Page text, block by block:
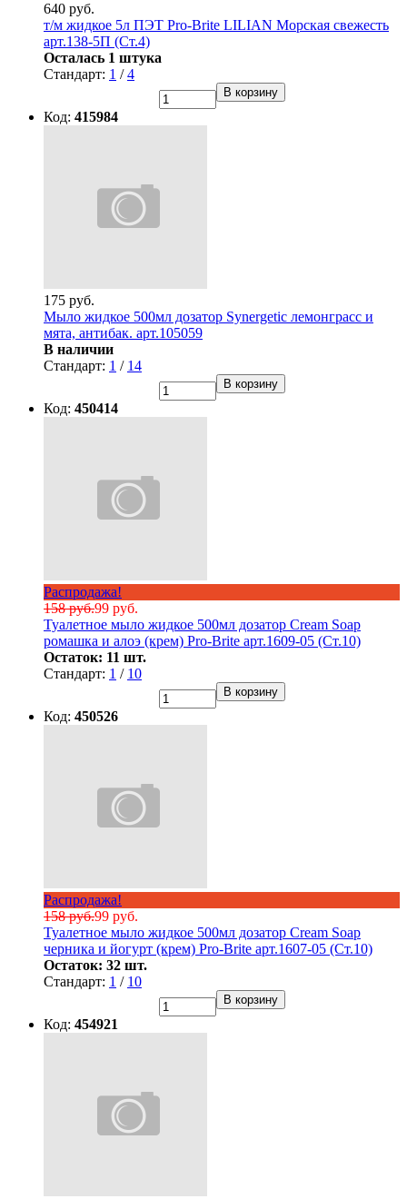
640 руб.
т/м жидкое 5л ПЭТ Pro-Brite LILIAN Морская свежесть
арт.138-5П (Ст.4)
Осталась 1 штука
Стандарт: 1 /4
В корзину
Код: 415984
175 руб.
Мыло жидкое 500мл дозатор Synergetic лемонграсс и
мята, антибак. арт.105059
В наличии
Стандарт: 1 / 14
В корзину
Код: 450414
Распродажа!
99 руб.
158 руб.
Туалетное мыло жидкое 500мл дозатор Cream Soap
ромашка и алоэ (крем) Pro-Brite арт.1609-05 (Ст.10)
Остаток: 11 шт.
Стандарт: 1 / 10
В корзину
Код: 450526
Распродажа!
99 руб.
158 руб.
Туалетное мыло жидкое 500мл дозатор Cream Soap
черника и йогурт (крем) Pro-Brite арт.1607-05 (Ст.10)
Остаток: 32 шт.
Стандарт: 1 / 10
В корзину
Код: 454921